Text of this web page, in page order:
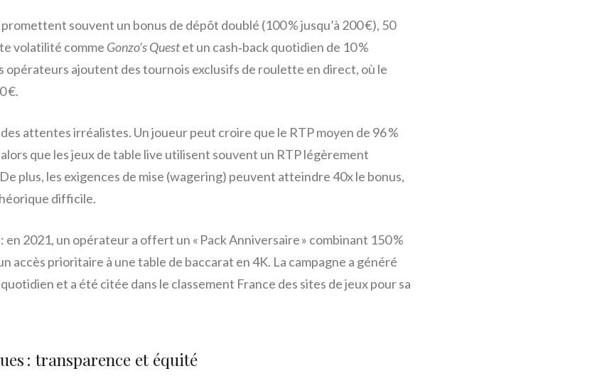
souvent un bonus de dépôt doublé (100 % jusqu’à 200 €), 50
volatilité comme Gonzo’s Questet un cash‑back quotidien de 10 %
opérateurs ajoutent des tournois exclusifs de roulette en direct, où le
€.
attentes irréalistes. Un joueur peut croire que le RTP moyen de 96 %
que les jeux de table live utilisent souvent un RTP légèrement
plus, les exigences de mise (wagering) peuvent atteindre 40x le bonus,
difficile.
en 2021, un opérateur a offert un « Pack Anniversaire » combinant 150 %
accès prioritaire à une table de baccarat en 4K. La campagne a généré
et a été citée dans le classement France des sites de jeux pour sa
: transparence et équité